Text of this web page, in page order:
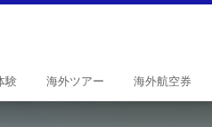
験 海外ツアー 海外航空券